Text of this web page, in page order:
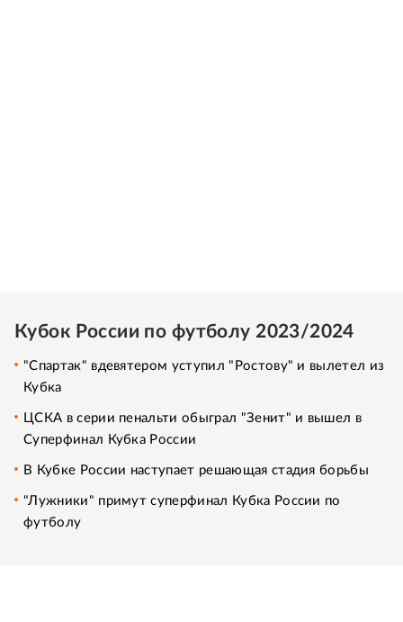
Кубок России по футболу 2023/2024
"Спартак" вдевятером уступил "Ростову" и вылетел из
Кубка
ЦСКА в серии пенальти обыграл "Зенит" и вышел в
Суперфинал Кубка России
В Кубке России наступает решающая стадия борьбы
"Лужники" примут суперфинал Кубка России по
футболу